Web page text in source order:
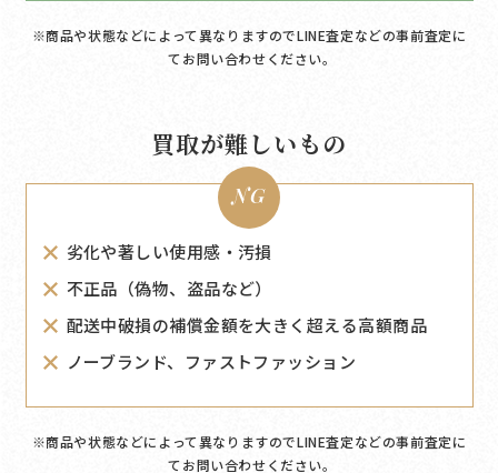
※商品や状態などによって異なりますのでLINE査定などの事前査定に
てお問い合わせください｡
買取が難しいもの
NG
劣化や著しい使用感・汚損
不正品（偽物、盗品など）
配送中破損の補償金額を大きく超える高額商品
ノーブランド、ファストファッション
※商品や状態などによって異なりますのでLINE査定などの事前査定に
てお問い合わせください｡